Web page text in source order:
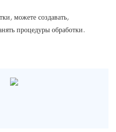
можете создавать,
процедуры обработки.